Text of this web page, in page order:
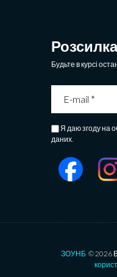
Розсилка
Будьте в курсі
Я даю згоду на
даних.
ЗОУНБ © 2026